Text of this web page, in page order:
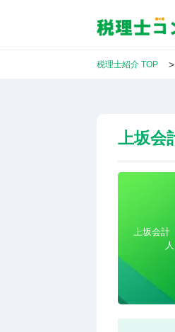
税理士紹介 TOP
上坂会
上坂会計
人